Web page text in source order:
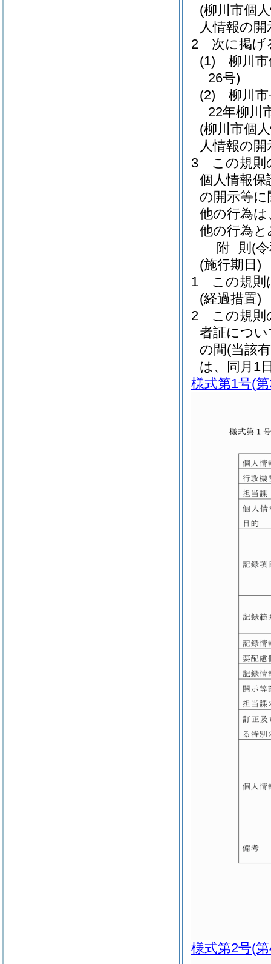
(柳川市個
人情報の
2
次に掲げ
(1)
柳川
26号)
(2)
柳川
22年柳川
(柳川市個
人情報の
3
この規則
個人情報保
の開示等
他の行為
他の行為
附 則 (
(施行期日)
1
この規則
(経過措置)
2
この規則
者証につ
の間(当該
は、同月1
様式第1号(
様式第2号(